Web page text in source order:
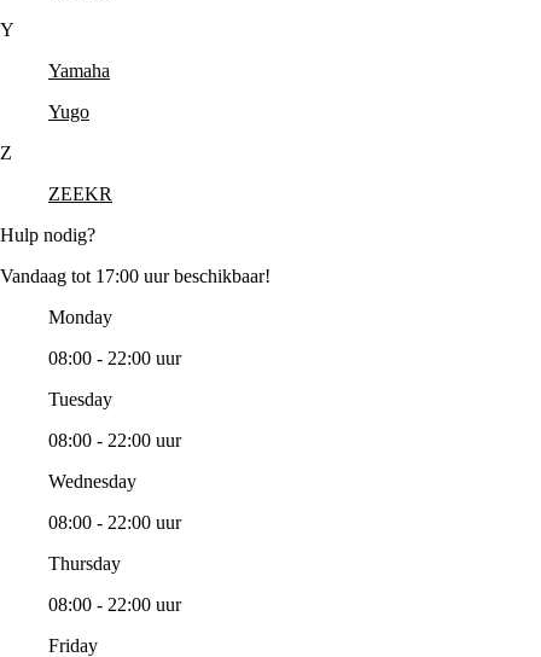
Y
Yamaha
Yugo
Z
ZEEKR
Hulp nodig?
Vandaag tot 17:00 uur beschikbaar!
Monday
08:00 - 22:00 uur
Tuesday
08:00 - 22:00 uur
Wednesday
08:00 - 22:00 uur
Thursday
08:00 - 22:00 uur
Friday